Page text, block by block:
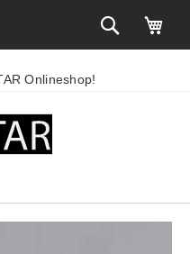
Onlineshop!